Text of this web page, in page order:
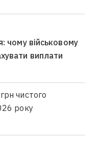
чому військовому
виплати
чистого
року